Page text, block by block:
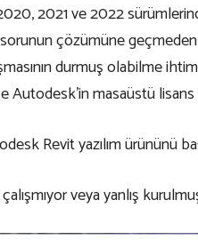
2021 ve 2022
çözümüne
durmuş olabilme
Autodesk’in masaüstü
Revit yazılım ürününü
veya yanlış